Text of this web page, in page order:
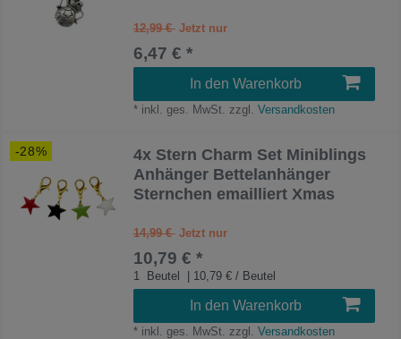
12,99 €
6,47 € *
In den Warenkorb
* inkl. ges. MwSt. zzgl. Versandkosten
-28%
4x Stern Charm Set Miniblings
Anhänger Bettelanhänger
Sternchen emailliert Xmas
14,99 €
10,79 € *
1 Beutel | 10,79 € / Beutel
In den Warenkorb
* inkl. ges. MwSt. zzgl. Versandkosten